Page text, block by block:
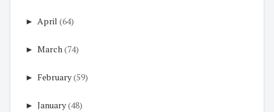
► April (64)
► March(74)
► February(59)
► January(48)